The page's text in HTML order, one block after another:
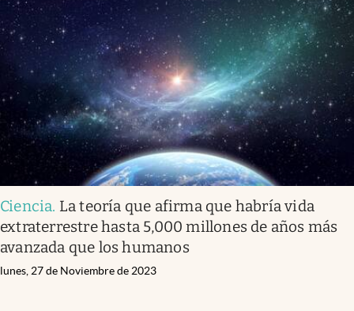
Ciencia. La teoría que afirma que habría vida
extraterrestre hasta 5,000 millones de años más
avanzada que los humanos
lunes, 27 de Noviembre de 2023